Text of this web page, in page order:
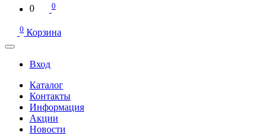
0 0
0 Корзина
Вход
Каталог
Контакты
Информация
Акции
Новости